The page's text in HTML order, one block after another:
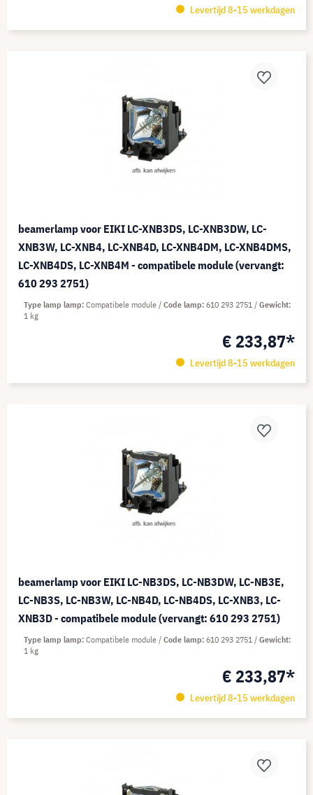
Levertijd 8-15 werkdagen
beamerlamp voor EIKI LC-XNB3DS, LC-XNB3DW, LC-
XNB3W, LC-XNB4, LC-XNB4D, LC-XNB4DM, LC-XNB4DMS,
LC-XNB4DS, LC-XNB4M - compatibele module (vervangt:
610 293 2751)
€ 233,87*
Levertijd 8-15 werkdagen
Type lamp lamp Compatibele module Code lamp 610 293 2751
Gewicht
1 kg
beamerlamp voor EIKI LC-NB3DS, LC-NB3DW, LC-NB3E,
LC-NB3S, LC-NB3W, LC-NB4D, LC-NB4DS, LC-XNB3, LC-
XNB3D - compatibele module (vervangt: 610 293 2751)
€ 233,87*
Levertijd 8-15 werkdagen
Type lamp lamp Compatibele module Code lamp 610 293 2751
Gewicht
1 kg